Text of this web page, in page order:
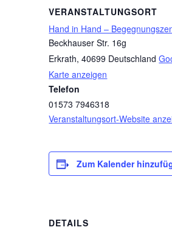
VERANSTALTUNGSORT
Hand in Hand –
Beckhauser Str. 16g
Erkrath, 40699 Deutschland
Karte anzeigen
Telefon
01573 7946318
Veranstaltungsort-Website
Zum Kalender
DETAILS